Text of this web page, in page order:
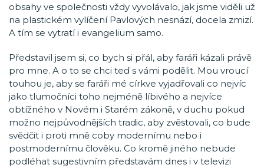
obsahy ve společnosti vždy vyvolávalo, jak jsme viděli už
na plastickém vylíčení Pavlových nesnází, docela zmizí.
A tím se vytratí i evangelium samo.
Představil jsem si, co bych si přál, aby faráři kázali právě
pro mne. A o to se chci teď s vámi podělit. Mou vroucí
touhou je, aby se faráři mé církve vyjadřovali co nejvíc
jako tlumočníci toho nejméně líbivého a nejvíce
obtížného v Novém i Starém zákoně, v duchu pokud
možno nejpůvodnějších tradic, aby zvěstovali, co bude
svědčit i proti mně coby modernímu nebo i
postmodernímu člověku. Co kromě jiného nebude
podléhat sugestivním představám dnes i v televizi